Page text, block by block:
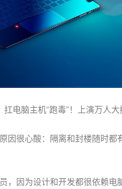
电脑主机“跑毒”！上演万人大
因很心酸：隔离和封楼随时
，因为设计和开发都很依赖